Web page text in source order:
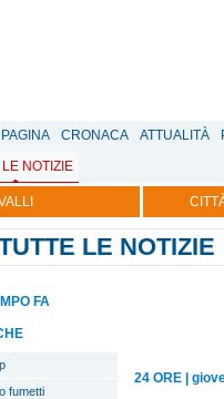
CRONACA ATTUALITÀ
NOTIZIE
LE NOTIZIE
FA
fumetti
24 ORE